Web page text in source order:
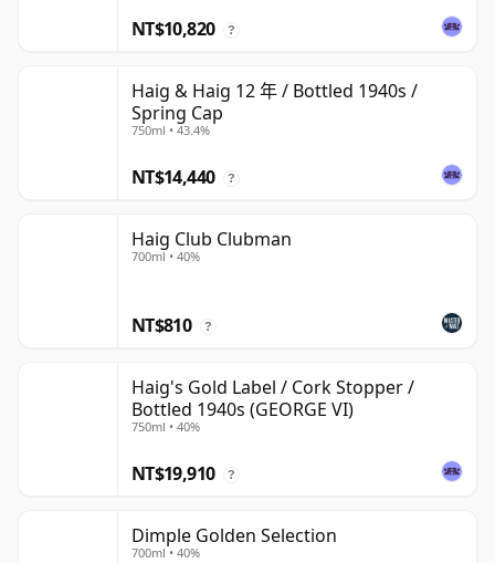
NT$10,820 ?
Haig & Haig 12 年 / Bottled 1940s /
Spring Cap
750ml • 43.4%
NT$14,440 ?
Haig Club Clubman
700ml • 40%
NT$810 ?
Haig's Gold Label / Cork Stopper /
Bottled 1940s (GEORGE VI)
750ml • 40%
NT$19,910 ?
Dimple Golden Selection
700ml • 40%